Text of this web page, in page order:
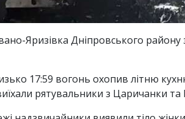
Яризівка Дніпровського
17:59 вогонь охопив літню
рятувальники з Царичанки та